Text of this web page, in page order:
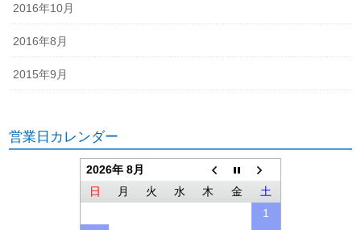
2016年10月
2016年8月
2015年9月
営業日カレンダー
2026年 8月
日
月 火 水 木 金
土
1